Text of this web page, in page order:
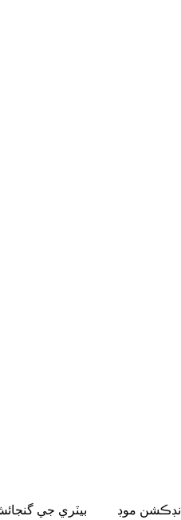
بيٽري جي انڊڪشن موڊ